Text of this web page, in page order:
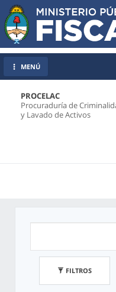
PROCELAC
Procuraduría de
y Lavado de Activos
MENÚ
FILTROS